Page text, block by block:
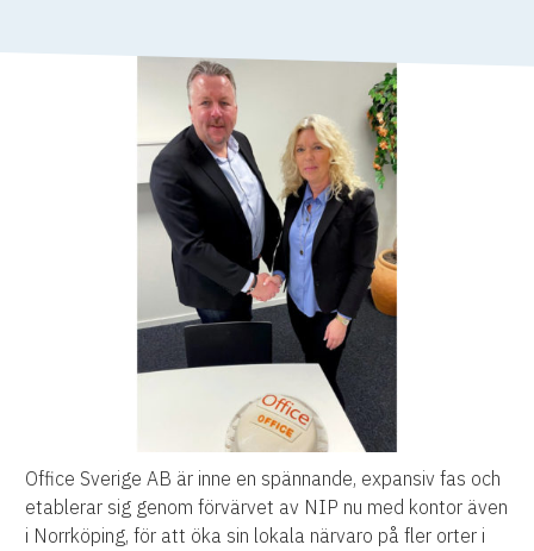
Office Sverige AB är inne en spännande, expansiv fas och
etablerar sig genom förvärvet av NIP nu med kontor även
i Norrköping, för att öka sin lokala närvaro på fler orter i